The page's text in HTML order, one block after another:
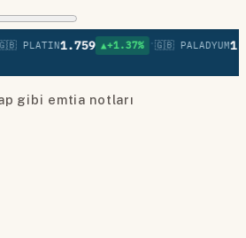
PLATIN1.759 ▲+1.37% •🇬🇧 PALADYUM
gibi emtia notları